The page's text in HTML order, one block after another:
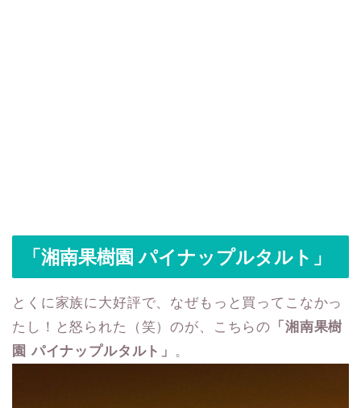
「湘南果樹園 パイナップルタルト」
とくに家族に大好評で、なぜもっと買ってこなかっ
たし！と怒られた（笑）のが、こちらの 「湘南果樹
園 パイナップルタルト」 。